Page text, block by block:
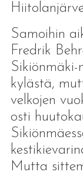
Samoihin
Fredrik
Sikiönmäki-
kylästä,
velkojen
osti
Mutta